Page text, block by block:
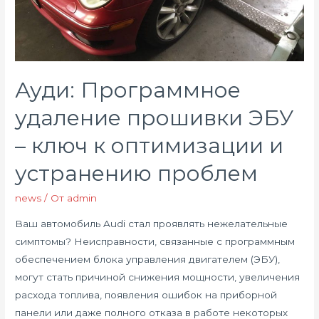
Ауди: Программное
удаление прошивки ЭБУ
– ключ к оптимизации и
устранению проблем
news / От admin
Ваш автомобиль Audi стал проявлять нежелательные
симптомы? Неисправности, связанные с программным
обеспечением блока управления двигателем (ЭБУ),
могут стать причиной снижения мощности, увеличения
расхода топлива, появления ошибок на приборной
панели или даже полного отказа в работе некоторых